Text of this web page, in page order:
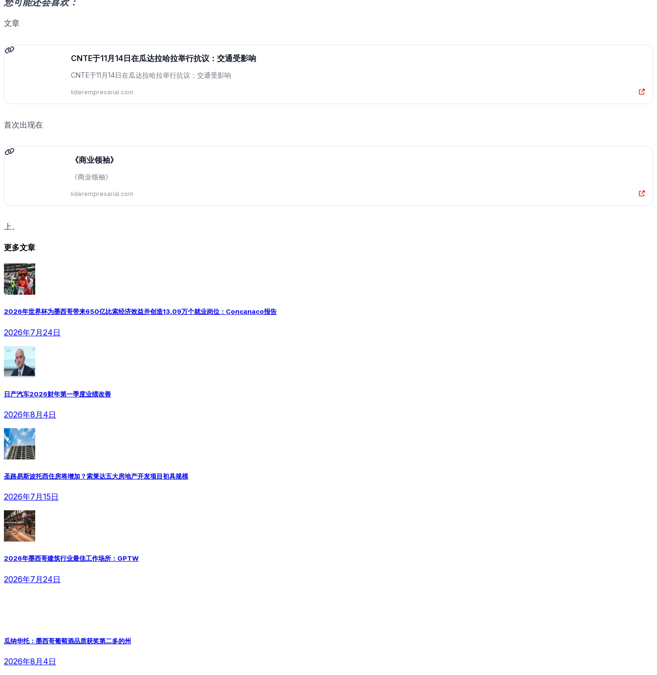
文章
CNTE于11月14日在瓜达拉哈拉举行抗议：交通受影响
CNTE于11月14日在瓜达拉哈拉举行抗议：交通受影响
liderempresarial.com
首次出现在
《商业领袖》
《商业领袖》
liderempresarial.com
上。
更多文章
2026年世界杯为墨西哥带来650亿比索经济效益并创造13.09万个就业岗位：Concanaco报告
2026年7月24日
日产汽车2026财年第一季度业绩改善
2026年8月4日
圣路易斯波托西住房将增加？索莱达五大房地产开发项目初具规模
2026年7月15日
2026年墨西哥建筑行业最佳工作场所：GPTW
2026年7月24日
瓜纳华托：墨西哥葡萄酒品质获奖第二多的州
2026年8月4日